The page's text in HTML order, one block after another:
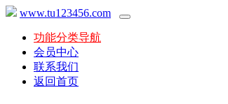
www.tu123456.com
功能分类导航
会员中心
联系我们
返回首页